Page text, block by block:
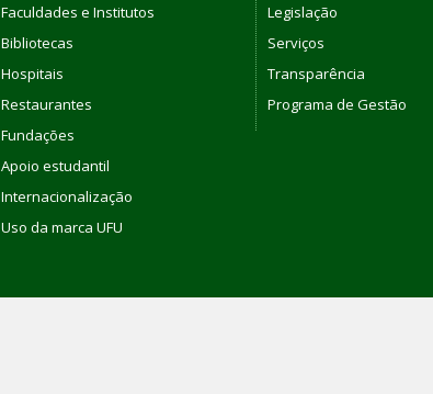
Faculdades e Institutos
Bibliotecas
Hospitais
Restaurantes
Fundações
Apoio estudantil
Internacionalização
Uso da marca UFU
Legislação
Serviços
Transparência
Programa de Gestão